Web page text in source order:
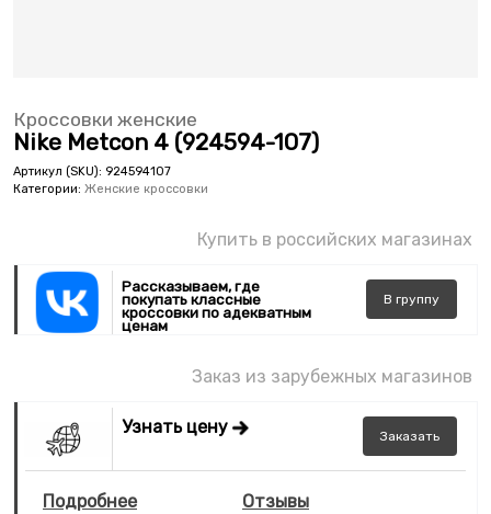
Кроссовки женские
Nike Metcon 4 (924594-107)
Артикул (SKU): 924594107
Категории: Женские кроссовки
Купить в российских магазинах
Рассказываем, где
покупать классные
кроссовки по адекватным
ценам
В группу
Заказ из зарубежных магазинов
Узнать цену Заказать
Подробнее Отзывы